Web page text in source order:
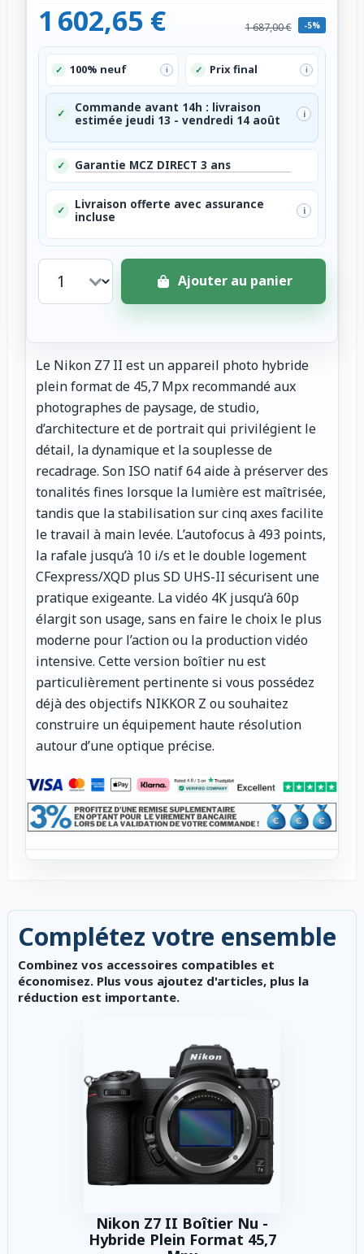
1 602,65 € 1 687,00 € -5%
✓ 100% neuf i ✓ Prix final i
✓
Commande avant 14h : livraison
estimée jeudi 13 - vendredi 14 août
i
✓ Garantie MCZ DIRECT 3 ans
✓
Livraison offerte avec assurance
incluse
i
Ajouter au panier
Le Nikon Z7 II est un appareil photo hybride
plein format de 45,7 Mpx recommandé aux
photographes de paysage, de studio,
d’architecture et de portrait qui privilégient le
détail, la dynamique et la souplesse de
recadrage. Son ISO natif 64 aide à préserver des
tonalités fines lorsque la lumière est maîtrisée,
tandis que la stabilisation sur cinq axes facilite
le travail à main levée. L’autofocus à 493 points,
la rafale jusqu’à 10 i/s et le double logement
CFexpress/XQD plus SD UHS-II sécurisent une
pratique exigeante. La vidéo 4K jusqu’à 60p
élargit son usage, sans en faire le choix le plus
moderne pour l’action ou la production vidéo
intensive. Cette version boîtier nu est
particulièrement pertinente si vous possédez
déjà des objectifs NIKKOR Z ou souhaitez
construire un équipement haute résolution
autour d’une optique précise.
Complétez votre ensemble
Combinez vos accessoires compatibles et
économisez. Plus vous ajoutez d'articles, plus la
réduction est importante.
Nikon Z7 II Boîtier Nu -
Hybride Plein Format 45,7